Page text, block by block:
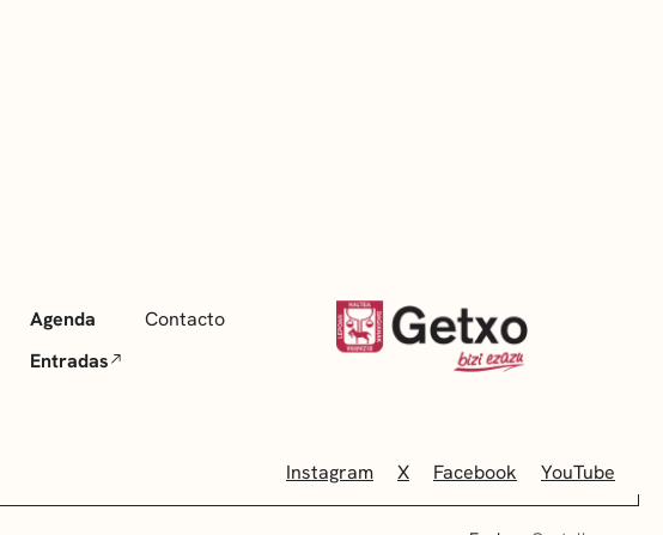
Agenda
Entradas
Contacto
Instagram X Facebook YouTube